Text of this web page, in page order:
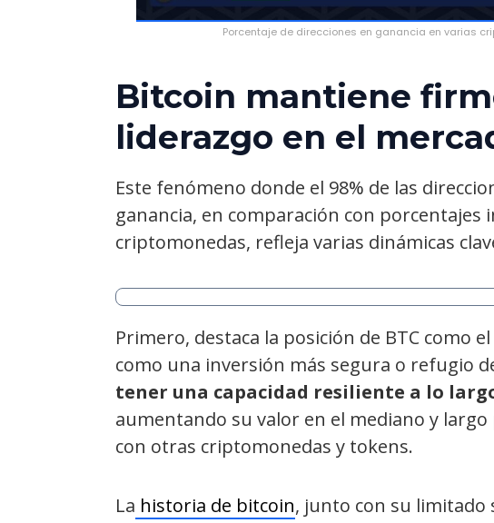
Porcentaje de direcciones en ganancia en varias
Bitcoin mantiene
liderazgo en el
Este fenómeno donde el 98% de las
ganancia, en comparación con
criptomonedas, refleja varias dinámicas
Primero, destaca la posición de BTC como
como una inversión más segura o refugio
tener una capacidad resiliente a lo
aumentando su valor en el mediano y
con otras criptomonedas y tokens.
La historia de bitcoin, junto con su limitado